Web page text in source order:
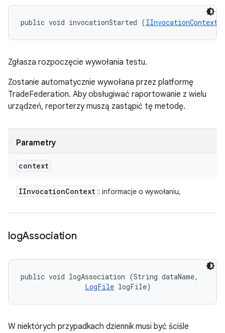
public void invocationStarted (IInvocationContext
Zgłasza rozpoczęcie wywołania testu.
Zostanie automatycznie wywołana przez platformę
TradeFederation. Aby obsługiwać raportowanie z wielu
urządzeń, reporterzy muszą zastąpić tę metodę.
Parametry
context
IInvocationContext : informacje o wywołaniu,
logAssociation
public void logAssociation (String dataName,
LogFile logFile)
W niektórych przypadkach dziennik musi być ściśle